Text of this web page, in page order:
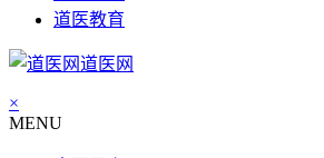
道医教育
道医网
×
MENU